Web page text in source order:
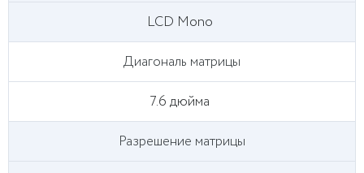
LCD Mono
Диагональ матрицы
7.6 дюйма
Разрешение матрицы